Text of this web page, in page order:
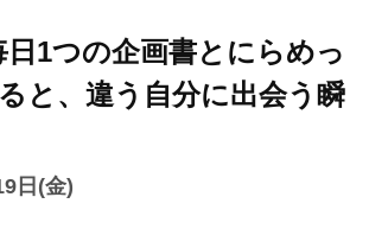
日1つの企画書とにらめっ
と、違う自分に出会う瞬
日(金)